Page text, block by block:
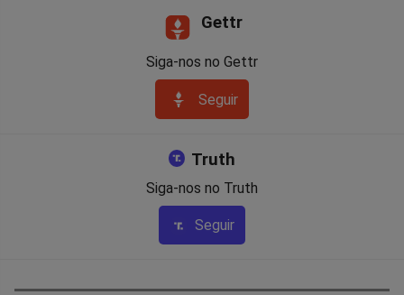
Gettr
Siga-nos no Gettr
Seguir
Truth
Siga-nos no Truth
Seguir